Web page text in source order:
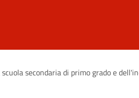
secondaria di primo grado e